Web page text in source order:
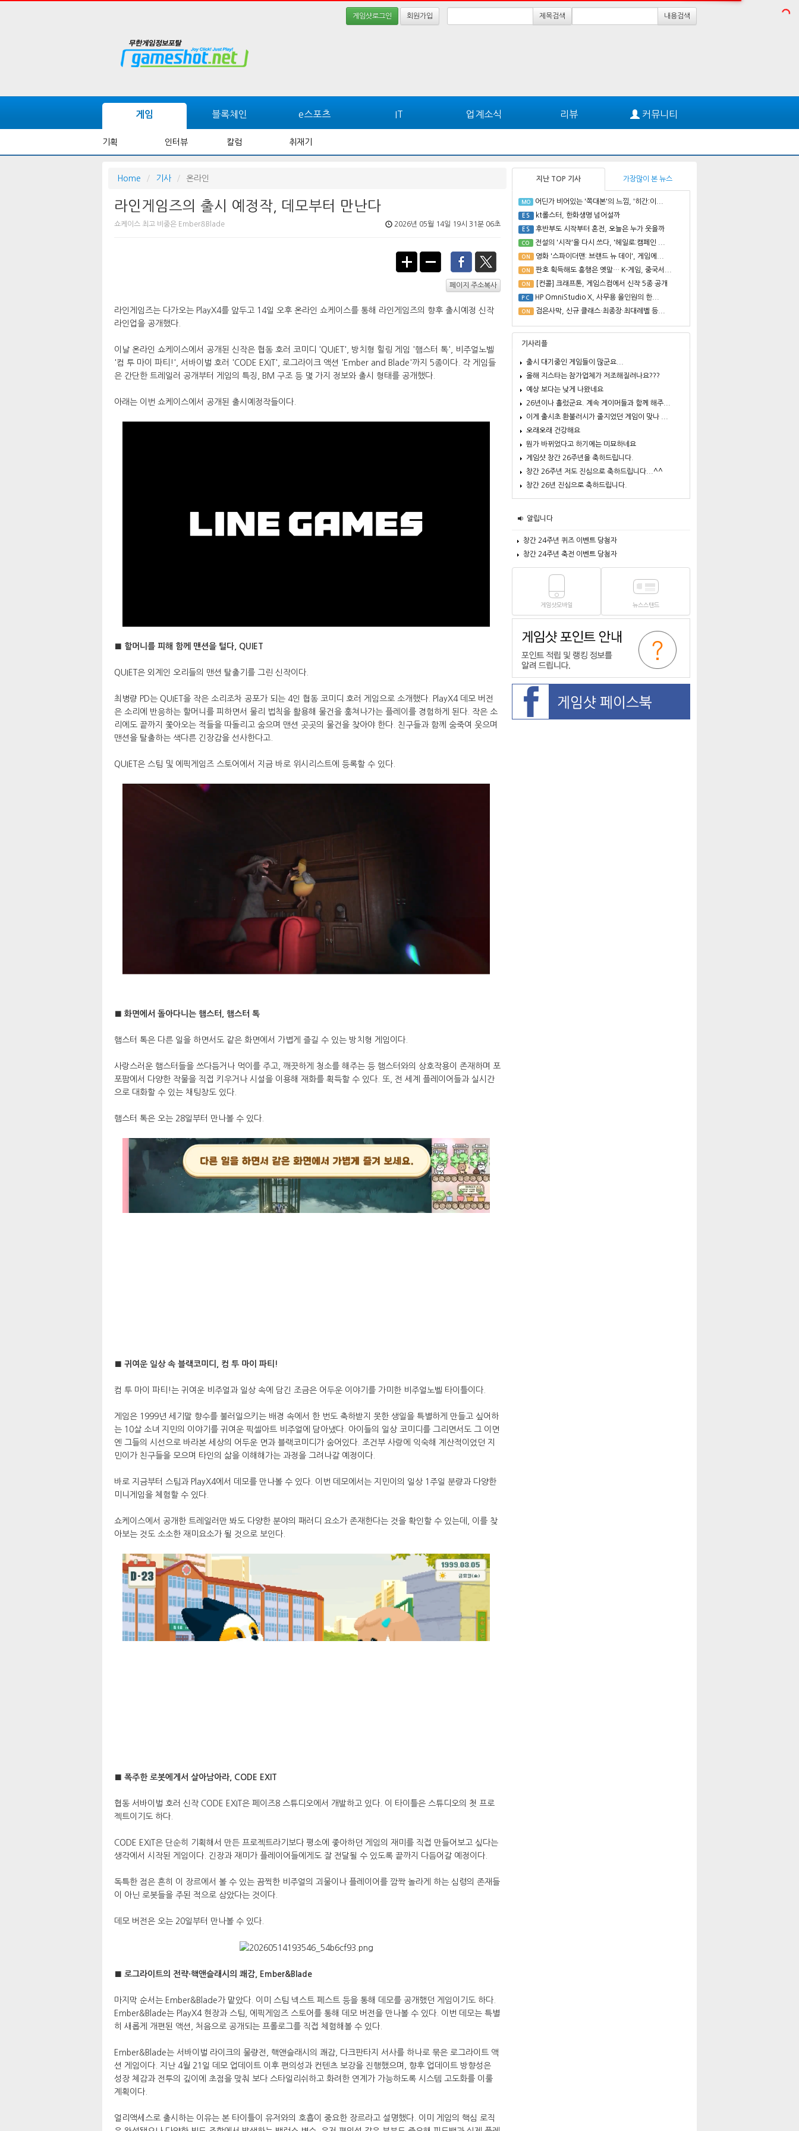
게임샷로그인 회원가입 제목검색 내용검색
게임 블록체인 e스포츠 IT 업계소식 리뷰 커뮤니티
기획 인터뷰 칼럼 취재기
Home 기사 온라인
라인게임즈의 출시 예정작, 데모부터 만난다
쇼케이스 최고 비중은 Ember&Blade 2026년 05월 14일 19시 31분 06초
페이지 주소복사
라인게임즈는 다가오는 PlayX4를 앞두고 14일 오후 온라인 쇼케이스를 통해 라인게임즈의 향후 출시예정 신작
라인업을 공개했다.
이날 온라인 쇼케이스에서 공개된 신작은 협동 호러 코미디 'QUIET', 방치형 힐링 게임 '햄스터 톡', 비주얼노벨
'컴 투 마이 파티!', 서바이벌 호러 'CODE EXIT', 로그라이크 액션 'Ember and Blade'까지 5종이다. 각 게임들
은 간단한 트레일러 공개부터 게임의 특징, BM 구조 등 몇 가지 정보와 출시 형태를 공개했다.
아래는 이번 쇼케이스에서 공개된 출시예정작들이다.
■ 할머니를 피해 함께 맨션을 털다, QUIET
QUIET은 외계인 오리들의 맨션 탈출기를 그린 신작이다.
최병량 PD는 QUIET을 작은 소리조차 공포가 되는 4인 협동 코미디 호러 게임으로 소개했다. PlayX4 데모 버전
은 소리에 반응하는 할머니를 피하면서 물리 법칙을 활용해 물건을 훔쳐나가는 플레이를 경험하게 된다. 작은 소
리에도 끝까지 쫓아오는 적들을 따돌리고 숨으며 맨션 곳곳의 물건을 찾아야 한다. 친구들과 함께 숨죽여 웃으며
맨션을 탈출하는 색다른 긴장감을 선사한다고.
QUIET은 스팀 및 에픽게임즈 스토어에서 지금 바로 위시리스트에 등록할 수 있다.
■ 화면에서 돌아다니는 햄스터, 햄스터 톡
햄스터 톡은 다른 일을 하면서도 같은 화면에서 가볍게 즐길 수 있는 방치형 게임이다.
사랑스러운 햄스터들을 쓰다듬거나 먹이를 주고, 깨끗하게 청소를 해주는 등 햄스터와의 상호작용이 존재하며 포
포팜에서 다양한 작물을 직접 키우거나 시설을 이용해 재화를 획득할 수 있다. 또, 전 세계 플레이어들과 실시간
으로 대화할 수 있는 채팅창도 있다.
햄스터 톡은 오는 28일부터 만나볼 수 있다.
■ 귀여운 일상 속 블랙코미디, 컴 투 마이 파티!
컴 투 마이 파티!는 귀여운 비주얼과 일상 속에 담긴 조금은 어두운 이야기를 가미한 비주얼노벨 타이틀이다.
게임은 1999년 세기말 향수를 불러일으키는 배경 속에서 한 번도 축하받지 못한 생일을 특별하게 만들고 싶어하
는 10살 소녀 지민의 이야기를 귀여운 픽셀아트 비주얼에 담아냈다. 아이들의 일상 코미디를 그리면서도 그 이면
엔 그들의 시선으로 바라본 세상의 어두운 면과 블랙코미디가 숨어있다. 조건부 사랑에 익숙해 계산적이었던 지
민이가 친구들을 모으며 타인의 삶을 이해해가는 과정을 그려나갈 예정이다.
바로 지금부터 스팀과 PlayX4에서 데모를 만나볼 수 있다. 이번 데모에서는 지민이의 일상 1주일 분량과 다양한
미니게임을 체험할 수 있다.
쇼케이스에서 공개한 트레일러만 봐도 다양한 분야의 패러디 요소가 존재한다는 것을 확인할 수 있는데, 이를 찾
아보는 것도 소소한 재미요소가 될 것으로 보인다.
■ 폭주한 로봇에게서 살아남아라, CODE EXIT
협동 서바이벌 호러 신작 CODE EXIT은 페이즈8 스튜디오에서 개발하고 있다. 이 타이틀은 스튜디오의 첫 프로
젝트이기도 하다.
CODE EXIT은 단순히 기획해서 만든 프로젝트라기보다 평소에 좋아하던 게임의 재미를 직접 만들어보고 싶다는
생각에서 시작된 게임이다. 긴장과 재미가 플레이어들에게도 잘 전달될 수 있도록 끝까지 다듬어갈 예정이다.
독특한 점은 흔히 이 장르에서 볼 수 있는 끔찍한 비주얼의 괴물이나 플레이어를 깜짝 놀라게 하는 심령의 존재들
이 아닌 로봇들을 주된 적으로 삼았다는 것이다.
데모 버전은 오는 20일부터 만나볼 수 있다.
■ 로그라이트의 전략·핵앤슬래시의 쾌감, Ember&Blade
마지막 순서는 Ember&Blade가 맡았다. 이미 스팀 넥스트 페스트 등을 통해 데모를 공개했던 게임이기도 하다.
Ember&Blade는 PlayX4 현장과 스팀, 에픽게임즈 스토어를 통해 데모 버전을 만나볼 수 있다. 이번 데모는 특별
히 새롭게 개편된 액션, 처음으로 공개되는 프롤로그를 직접 체험해볼 수 있다.
Ember&Blade는 서바이벌 라이크의 물량전, 핵앤슬래시의 쾌감, 다크판타지 서사를 하나로 묶은 로그라이트 액
션 게임이다. 지난 4월 21일 데모 업데이트 이후 편의성과 컨텐츠 보강을 진행했으며, 향후 업데이트 방향성은
성장 체감과 전투의 깊이에 초점을 맞춰 보다 스타일리쉬하고 화려한 연계가 가능하도록 시스템 고도화를 이룰
계획이다.
얼리액세스로 출시하는 이유는 본 타이틀이 유저와의 호흡이 중요한 장르라고 설명했다. 이미 게임의 핵심 로직
지난 TOP 기사 가장많이 본 뉴스
MO 어딘가 비어있는 '쪽대본'의 느낌, '히간:이...
ES kt롤스터, 한화생명 넘어설까
ES 후반부도 시작부터 혼전, 오늘은 누가 웃을까
CO 전설의 '시작'을 다시 쓰다, '헤일로:캠페인 ...
ON 영화 '스파이더맨: 브랜드 뉴 데이', 게임에...
ON 판호 획득해도 흥행은 옛말… K-게임, 중국서...
ON [컨콜] 크래프톤, 게임스컴에서 신작 5종 공개
PC HP OmniStudio X, 사무용 올인원의 한...
ON 검은사막, 신규 클래스·최종장·최대레벨 등...
기사리플
출시 대기중인 게임들이 많군요...
올해 지스타는 참가업체가 저조해질려나요???
예상 보다는 낮게 나왔네요
26년이나 흘렀군요. 계속 게이머들과 함께 해주...
이게 출시초 환불러시가 줄지었던 게임이 맞나 ...
오래오래 건강해요
뭔가 바뀌었다고 하기에는 미묘하네요
게임샷 창간 26주년을 축하드립니다.
창간 26주년 저도 진심으로 축하드립니다...^^
창간 26년 진심으로 축하드립니다.
알립니다
창간 24주년 퀴즈 이벤트 당첨자
창간 24주년 축전 이벤트 당첨자
게임샷모바일 뉴스스탠드